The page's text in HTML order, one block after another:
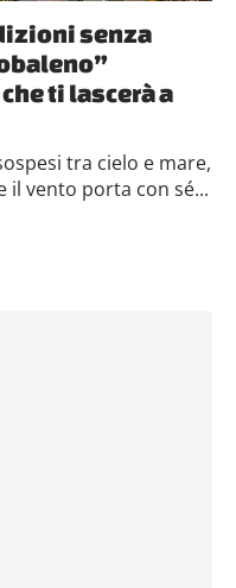
senza
ti lascerà a
tra cielo e mare,
il vento porta con sé...